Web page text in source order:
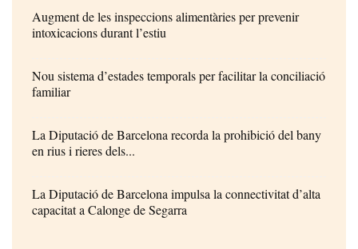
Augment de les inspeccions alimentàries per prevenir
intoxicacions durant l’estiu
Nou sistema d’estades temporals per facilitar la conciliació
familiar
La Diputació de Barcelona recorda la prohibició del bany
en rius i rieres dels...
La Diputació de Barcelona impulsa la connectivitat d’alta
capacitat a Calonge de Segarra